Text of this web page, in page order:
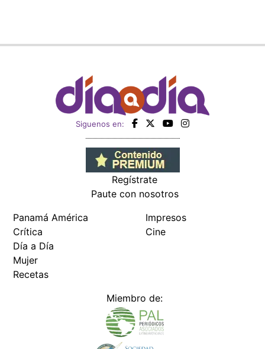
Siguenos en:
Regístrate
Paute con nosotros
Panamá América
Crítica
Día a Día
Mujer
Recetas
Impresos
Cine
Miembro de: